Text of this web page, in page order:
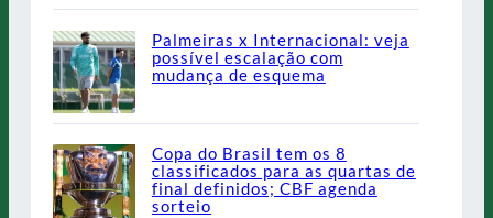
Palmeiras x Internacional: veja
possível escalação com
mudança de esquema
Copa do Brasil tem os 8
classificados para as quartas de
final definidos; CBF agenda
sorteio